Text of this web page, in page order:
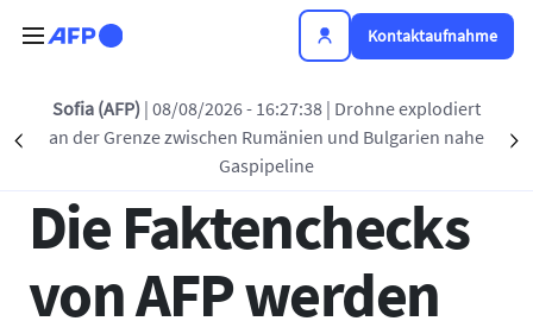
Kontaktaufnahme
Précédent
Sofia (AFP) | 08/08/2026 - 16:27:38 | Drohne explodiert
an der Grenze zwischen Rumänien und Bulgarien nahe
Gaspipeline
Zurück zur Liste
Die Faktenchecks
von AFP werden